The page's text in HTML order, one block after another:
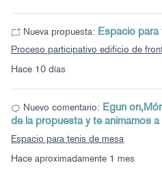
Hace 10 días
Nueva propuesta: Espacio
Proceso participativo edificio de
Hace aproximadamente 1 mes
Nuevo comentario: Egun
de la propuesta y te animamos
Espacio para tenis de mesa